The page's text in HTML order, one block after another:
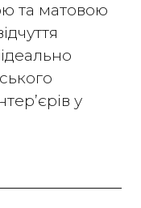
та матовою
у